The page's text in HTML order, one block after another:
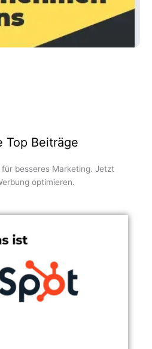
Top Beiträge
besseres Marketing. Jetzt
optimieren.